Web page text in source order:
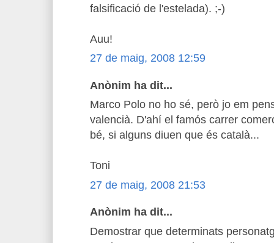
falsificació de l'estelada). ;-)
Auu!
27 de maig, 2008 12:59
Anònim ha dit...
Marco Polo no ho sé, però jo em
valencià. D'ahí el famós carrer
bé, si alguns diuen que és català...
Toni
27 de maig, 2008 21:53
Anònim ha dit...
Demostrar que determinats